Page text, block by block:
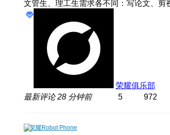
荣耀俱乐部
最新评论28 分钟前 5 972
荣耀Robot Phone